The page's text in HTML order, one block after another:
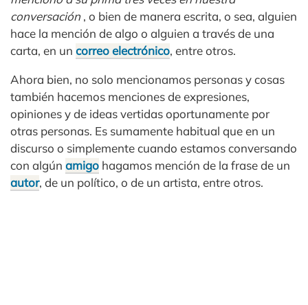
conversación, o bien de manera escrita, o sea, alguien
hace la mención de algo o alguien a través de una
carta, en un correo electrónico, entre otros.
Ahora bien, no solo mencionamos personas y cosas
también hacemos menciones de expresiones,
opiniones y de ideas vertidas oportunamente por
otras personas. Es sumamente habitual que en un
discurso o simplemente cuando estamos conversando
con algún amigo hagamos mención de la frase de un
autor, de un político, o de un artista, entre otros.